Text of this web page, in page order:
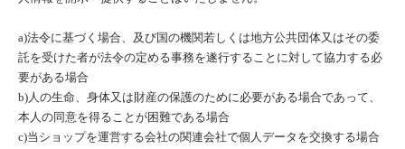
a)法令に基づく場合、及び国の機関若しくは地方公共団体又はその委
託を受けた者が法令の定める事務を遂行することに対して協力する必
要がある場合
b)人の生命、身体又は財産の保護のために必要がある場合であって、
本人の同意を得ることが困難である場合
c)当ショップを運営する会社の関連会社で個人データを交換する場合